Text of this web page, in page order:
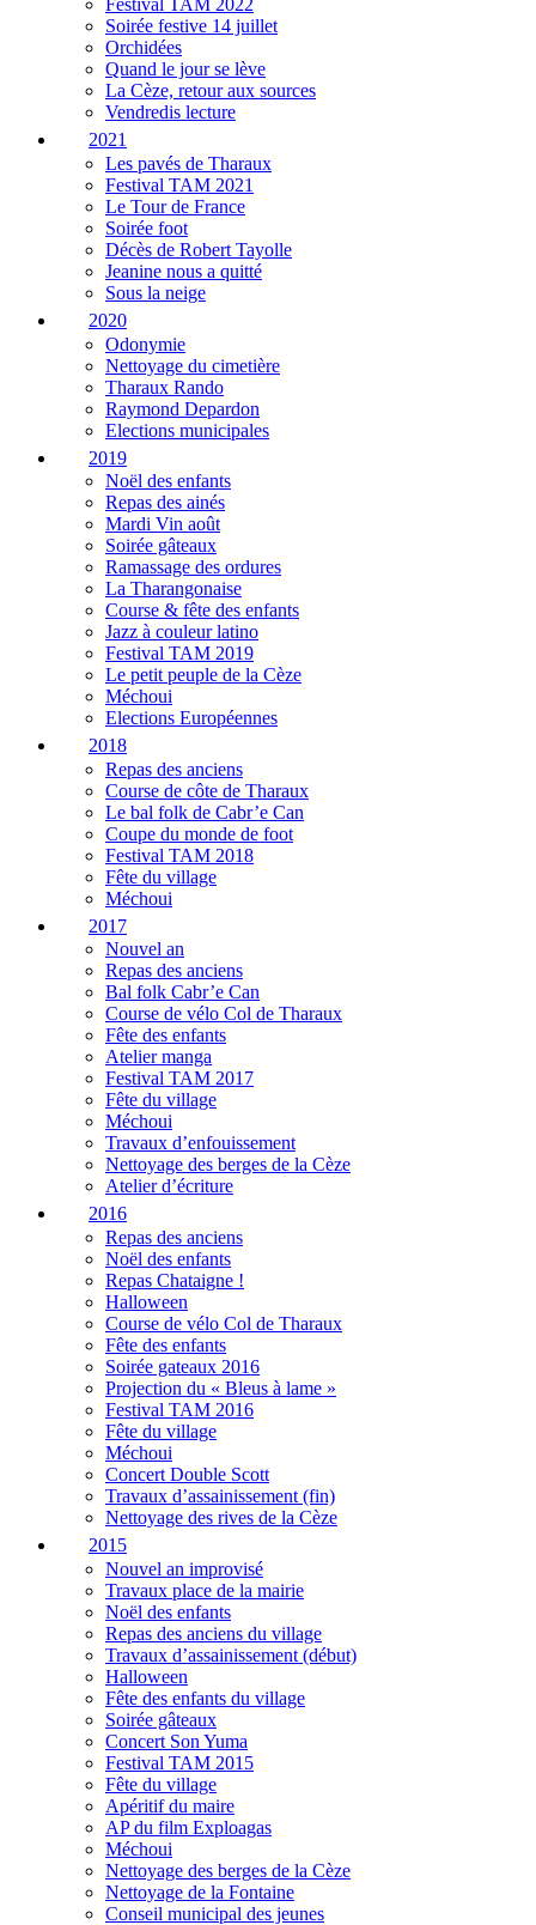
Festival TAM 2022
Soirée festive 14 juillet
Orchidées
Quand le jour se lève
La Cèze, retour aux sources
Vendredis lecture
2021
Les pavés de Tharaux
Festival TAM 2021
Le Tour de France
Soirée foot
Décès de Robert Tayolle
Jeanine nous a quitté
Sous la neige
2020
Odonymie
Nettoyage du cimetière
Tharaux Rando
Raymond Depardon
Elections municipales
2019
Noël des enfants
Repas des ainés
Mardi Vin août
Soirée gâteaux
Ramassage des ordures
La Tharangonaise
Course & fête des enfants
Jazz à couleur latino
Festival TAM 2019
Le petit peuple de la Cèze
Méchoui
Elections Européennes
2018
Repas des anciens
Course de côte de Tharaux
Le bal folk de Cabr’e Can
Coupe du monde de foot
Festival TAM 2018
Fête du village
Méchoui
2017
Nouvel an
Repas des anciens
Bal folk Cabr’e Can
Course de vélo Col de Tharaux
Fête des enfants
Atelier manga
Festival TAM 2017
Fête du village
Méchoui
Travaux d’enfouissement
Nettoyage des berges de la Cèze
Atelier d’écriture
2016
Repas des anciens
Noël des enfants
Repas Chataigne !
Halloween
Course de vélo Col de Tharaux
Fête des enfants
Soirée gateaux 2016
Projection du « Bleus à lame »
Festival TAM 2016
Fête du village
Méchoui
Concert Double Scott
Travaux d’assainissement (fin)
Nettoyage des rives de la Cèze
2015
Nouvel an improvisé
Travaux place de la mairie
Noël des enfants
Repas des anciens du village
Travaux d’assainissement (début)
Halloween
Fête des enfants du village
Soirée gâteaux
Concert Son Yuma
Festival TAM 2015
Fête du village
Apéritif du maire
AP du film Exploagas
Méchoui
Nettoyage des berges de la Cèze
Nettoyage de la Fontaine
Conseil municipal des jeunes